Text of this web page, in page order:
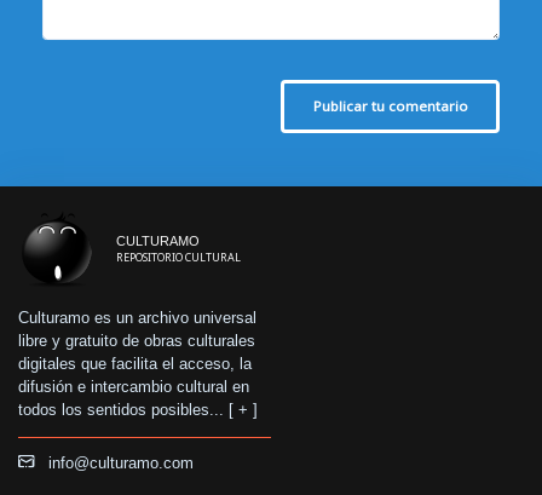
Publicar tu comentario
CULTURAMO
REPOSITORIO CULTURAL
Culturamo es un archivo universal
libre y gratuito de obras culturales
digitales que facilita el acceso, la
difusión e intercambio cultural en
todos los sentidos posibles... [ + ]
info@culturamo.com